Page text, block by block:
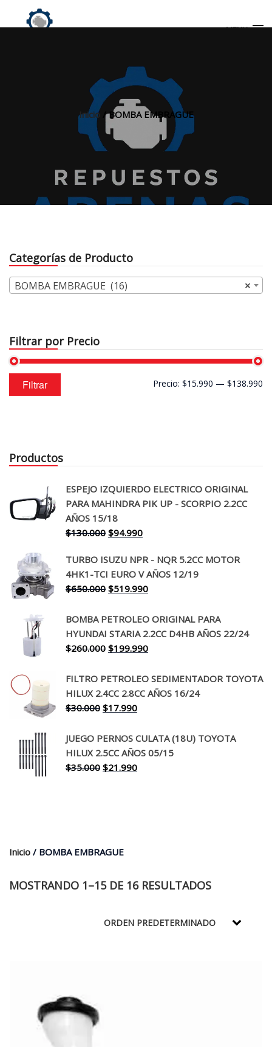
MENU
Inicio / BOMBA EMBRAGUE
Categorías de Producto
×
BOMBA EMBRAGUE (16)
Filtrar por Precio
Precio
mínimo
Precio
máximo
Filtrar Precio: $15.990 — $138.990
Productos
ESPEJO IZQUIERDO ELECTRICO ORIGINAL
PARA MAHINDRA PIK UP - SCORPIO 2.2CC
AÑOS 15/18
$130.000 El
original
era:
$130.000.
$94.990El
actual
es:
$94.990.
TURBO ISUZU NPR - NQR 5.2CC MOTOR
4HK1-TCI EURO V AÑOS 12/19
$650.000 El
original
era:
$650.000.
$519.990El
actual
es:
$519.990.
BOMBA PETROLEO ORIGINAL PARA
HYUNDAI STARIA 2.2CC D4HB AÑOS 22/24
$260.000 El
original
era:
$260.000.
$199.990El
actual
es:
FILTRO PETROLEO SEDIMENTADOR TOYOTA
HILUX 2.4CC 2.8CC AÑOS 16/24
$30.000 El
original
era:
$30.000.
$17.990El
actual
es:
$17.990.
JUEGO PERNOS CULATA (18U) TOYOTA
HILUX 2.5CC AÑOS 05/15
$35.000 El
$21.990El
Inicio / BOMBA EMBRAGUE
MOSTRANDO 1–15 DE 16 RESULTADOS